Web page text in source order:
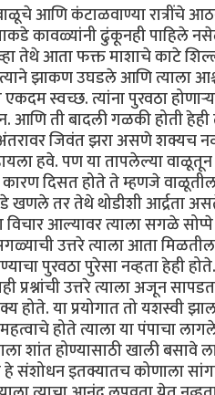
आणि कंटाळवाण्या रात्रींचे
कावळ्यांनी ढुंकूनही पाहिले
तेथे आता फक्त माशाचे काटे
झाकण उघडले आणि त्याला
स्वच्छ. त्यांना पुरवठा
ती बादली गळकी होती
जिवंत झरा असणे शक्यच
हवे. पण या तापलेल्या
दिसत होते ते म्हणजे
तर तेथे थोडीशी आर्द्रता
आल्यावर त्याला सगळे
उत्तरे त्याला आता
पुरवठा पुरेसा नव्हता हेही
उत्तरे त्याला अजून
होते. या प्रयोगात तो यशस्वी
होते त्याला या पंपाचा
शांत होण्यासाठी खाली
संशोधन इतक्यातच कोणाला